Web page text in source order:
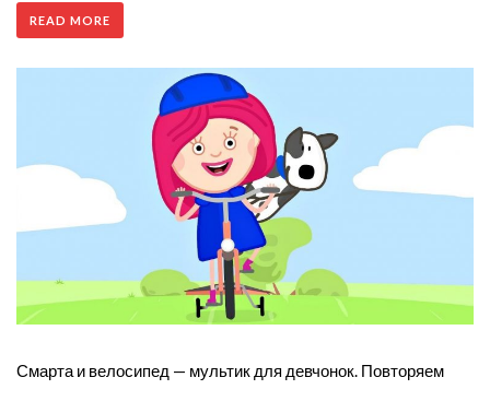
READ MORE
Смарта и велосипед — мультик для девчонок. Повторяем